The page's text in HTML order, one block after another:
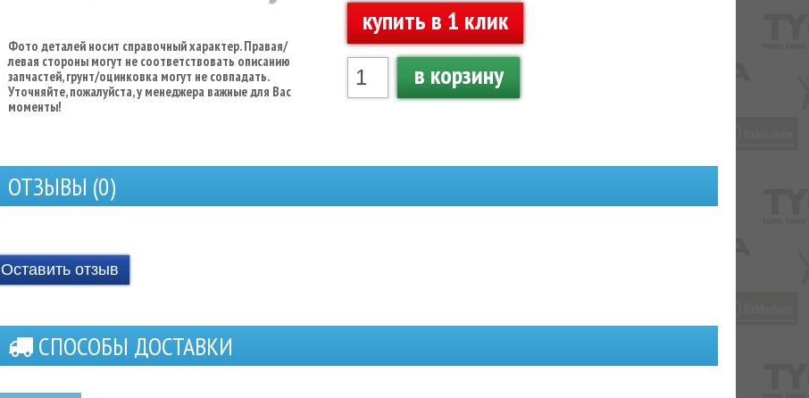
Фото деталей носит справочный характер. Правая/
левая стороны могут не соответствовать описанию
запчастей, грунт/оцинковка могут не совпадать.
Уточняйте, пожалуйста, у менеджера важные для Вас
моменты!
купить в 1 клик
в корзину
ОТЗЫВЫ (0)
Оставить отзыв
СПОСОБЫ ДОСТАВКИ